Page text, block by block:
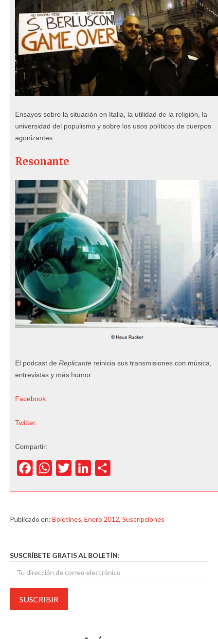
Ensayos sobre la situación en Italia, la utilidad de la religión, la
universidad del populismo y sobre los usos políticos de cuerpos
agonizantes.
Resonante
El podcast de Replicante reinicia sus transmisiones con música,
entrevistas y más humor.
Facebook.
Twitter.
Compartir:
Facebook
WhatsApp
TwitterLinkedIn
Publicado en: Boletines, Enero 2012, Suscripciones
SUSCRÍBETE GRATIS AL BOLETÍN: